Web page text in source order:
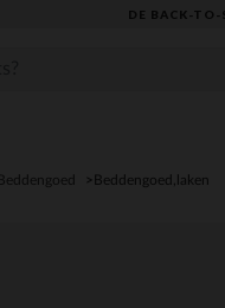
DE BACK-TO-
Beddengoed Beddengoed,laken